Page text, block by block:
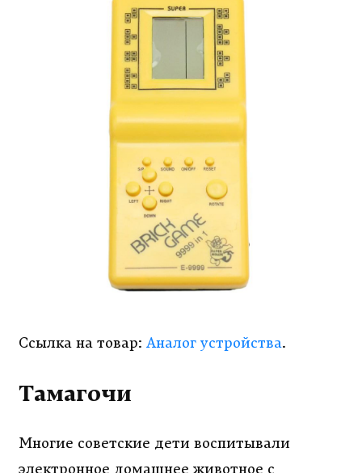
Ссылка на товар: Аналог устройства.
Тамагочи
Многие советские дети воспитывали
электронное домашнее животное с